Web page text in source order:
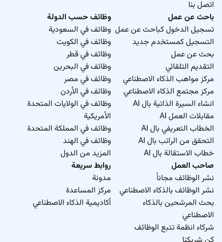
اتصل بنا
باحث عن عمل
تسجيل الدخول كباحث عن عمل
التسجيل كمستخدم جديد
بحث عن عمل
التقديم التلقائي
مركز مواهب الذكاء الاصطناعي
مركز مجتمع الذكاء الاصطناعي
انشاء السيرة الذاتية بال AI
مقابلات العمل AI
الخطاب التعريفي بال AI
التحقق من الراتب بال AI
خطاب الاستقالة بال AI
وظائف حسب الدولة
وظائف في السعودية
وظائف في الكويت
وظائف في قطر
وظائف في البحرين
وظائف في مصر
وظائف في الأردن
وظائف في الولايات المتحدة
الأمريكية
وظائف في المملكة المتحدة
وظائف في الهند
المزيد من الدول
صاحب العمل
نشر الوظائف مجاناً
نشر الوظائف بالذكاء الاصطناعي
بحث المرشحين بالذكاء
الاصطناعي
شركاء انظمة تتبع الوظائف
روابط سريعة
مدونة
مركز المساعدة
أكاديمية الذكاء الاصطناعي